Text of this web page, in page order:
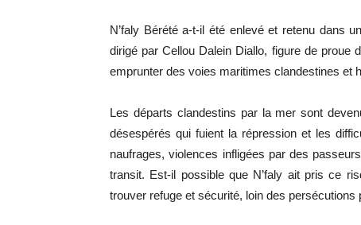
N’faly Bérété a-t-il été enlevé et retenu dans
dirigé par Cellou Dalein Diallo, figure de proue
emprunter des voies maritimes clandestines et
Les départs clandestins par la mer sont
désespérés qui fuient la répression et les
naufrages, violences infligées par des
transit. Est-il possible que N’faly ait pris ce
trouver refuge et sécurité, loin des persécutions